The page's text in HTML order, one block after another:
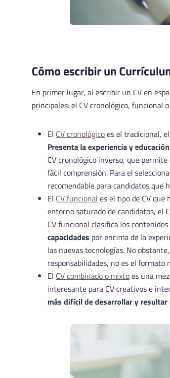
Cómo escribir un
En primer lugar, al escribir un CV en
principales: el CV cronológico, funcional
El CV cronológicoes el tradicional,
Presenta la experiencia y
CV cronológico inverso, que
fácil comprensión. Para el
recomendable para candidatos que
El CV funcional es el tipo de CV
entorno saturado de candidatos, el
CV funcional clasifica los
capacidades por encima de la
las nuevas tecnologías. No
responsabilidades, no es el formato
El CV combinado o mixtoes una
interesante para CV creativos e
más difícil de desarrollar y